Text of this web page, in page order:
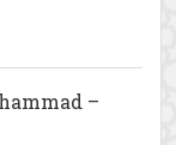
–